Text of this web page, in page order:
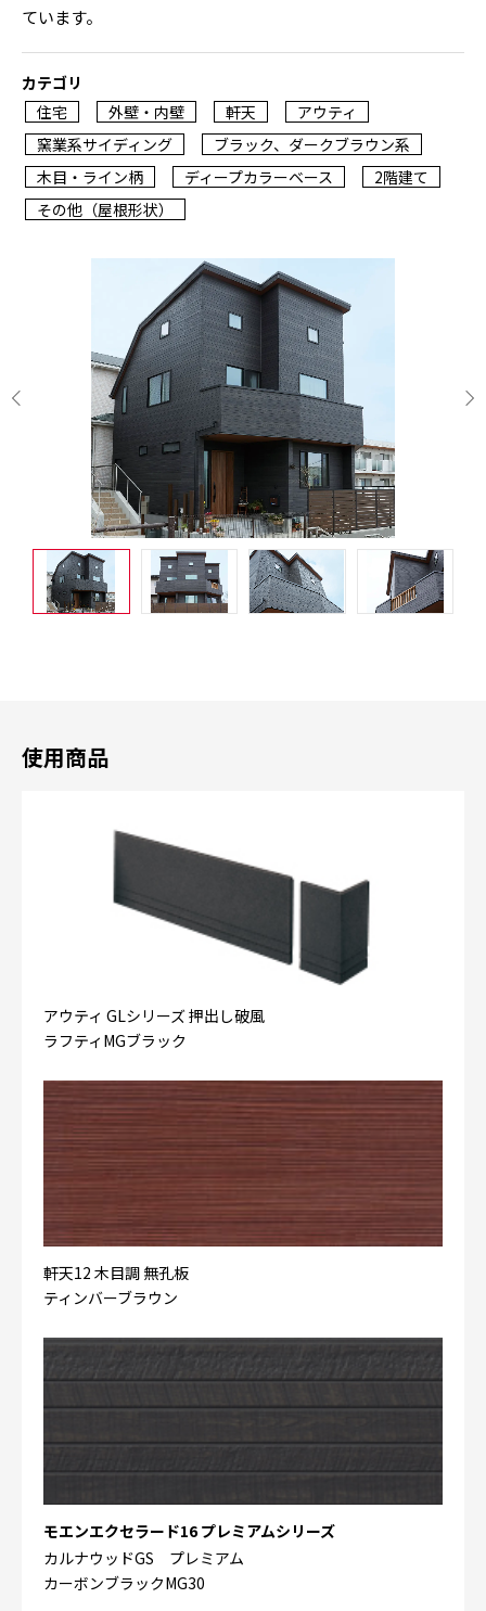
ています。
カテゴリ
住宅
外壁・内壁 軒天
アウティ
窯業系サイディング
ブラック、ダークブラウン系
木目・ライン柄
ディープカラーベース
2階建て
その他（屋根形状）
使用商品
アウティ GLシリーズ 押出し破風
ラフティMGブラック
軒天12 木目調 無孔板
ティンバーブラウン
モエンエクセラード16 プレミアムシリーズ
カルナウッドGS プレミアム
カーボンブラックMG30